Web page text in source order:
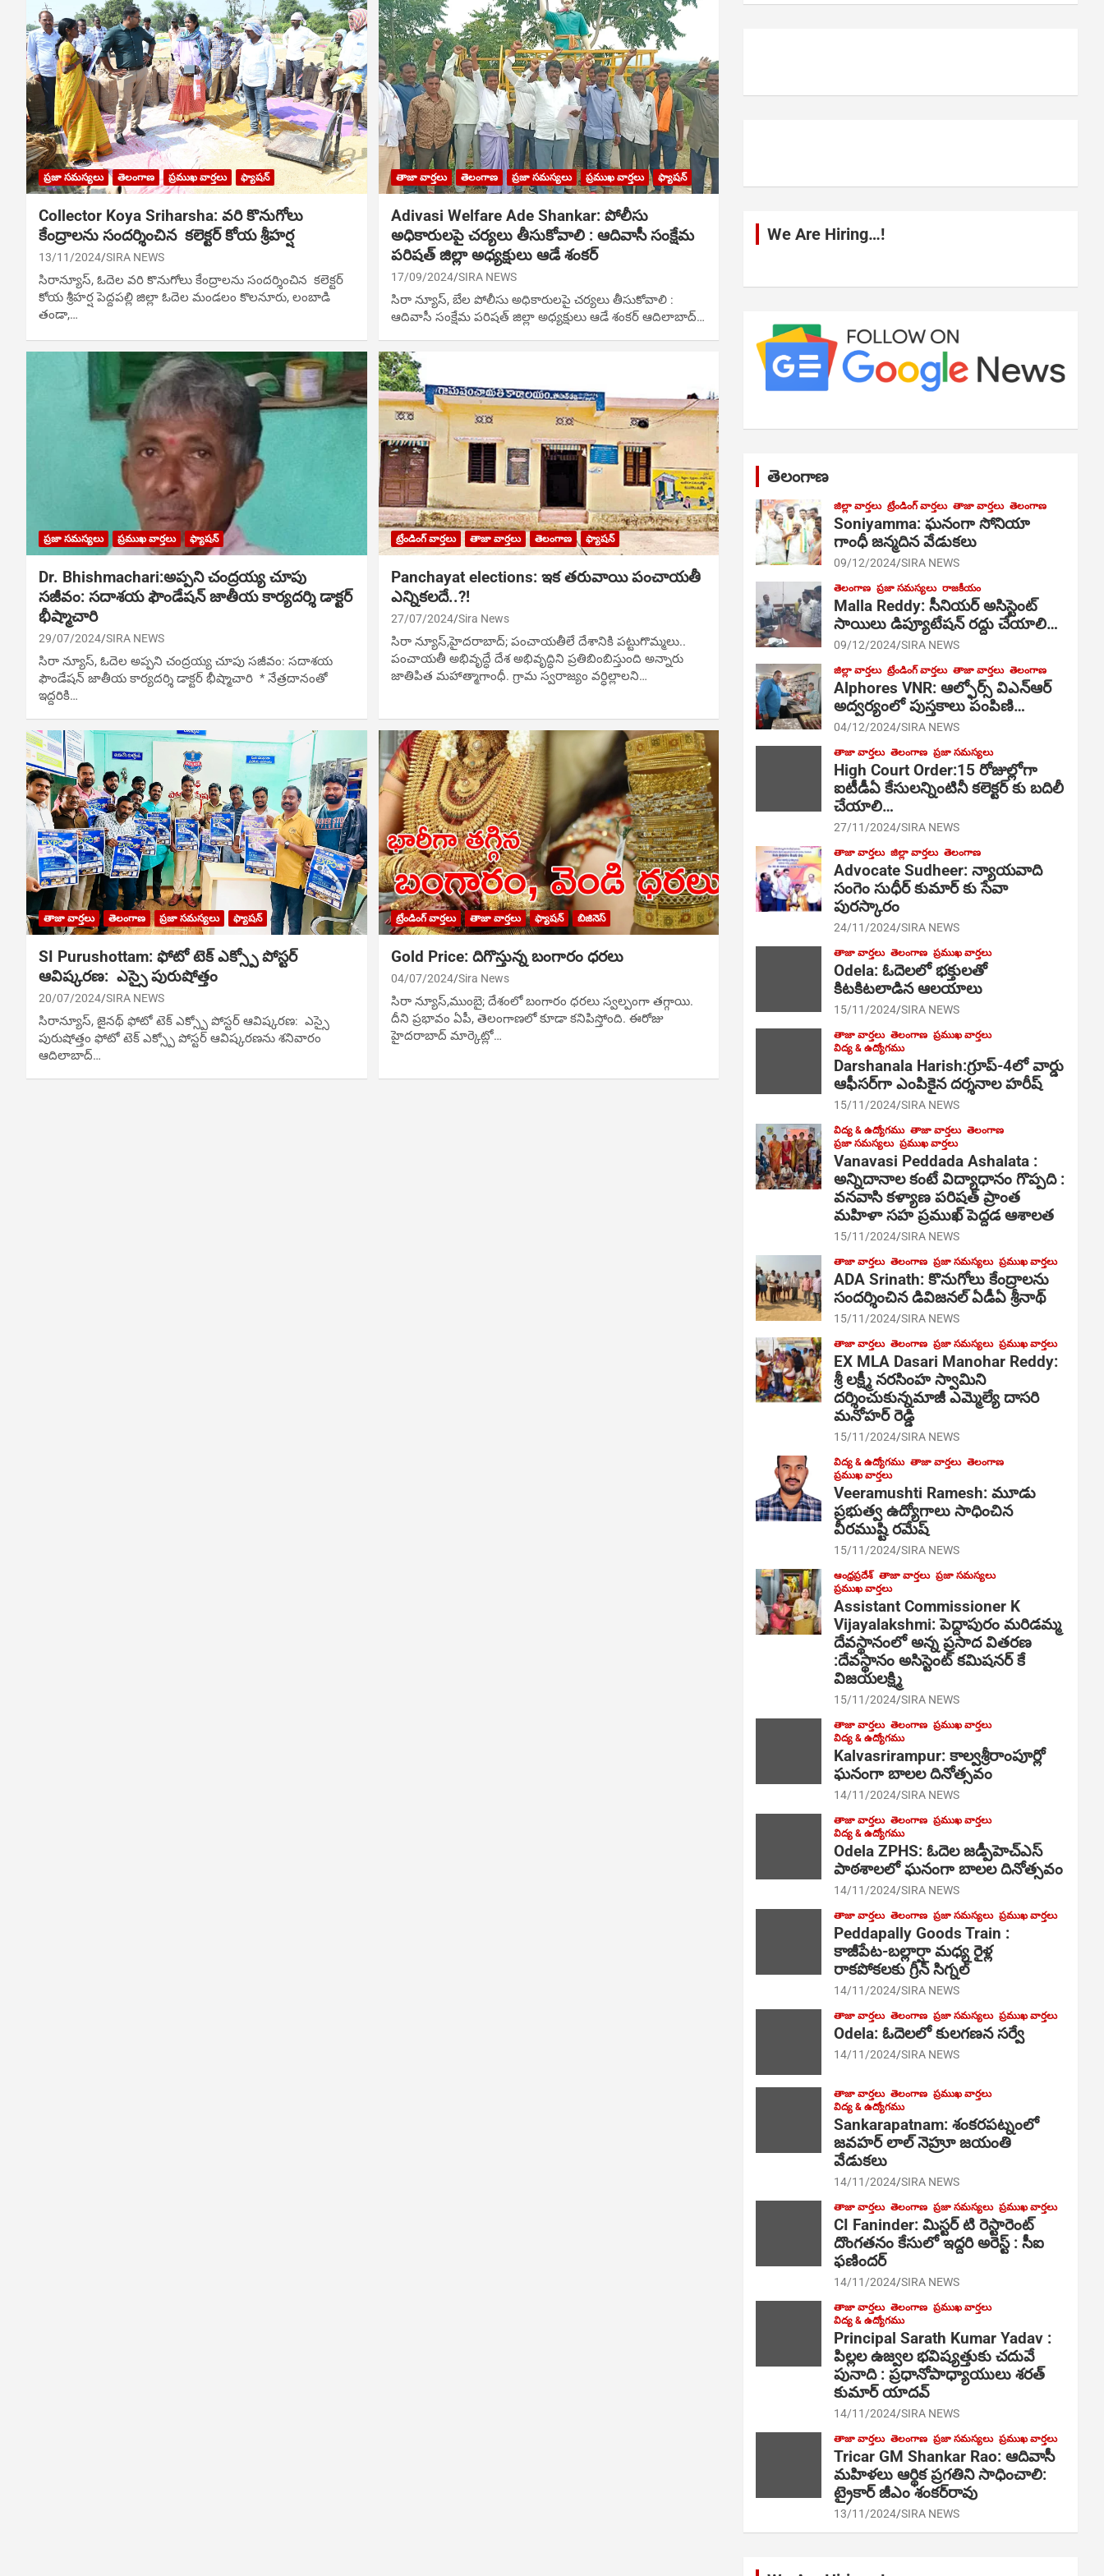
ప్రజా సమస్యలు తెలంగాణ ప్రముఖ వార్తలు ఫ్యాషన్
Collector Koya Sriharsha: వరి కొనుగోలు
కేంద్రాలను సందర్శించిన కలెక్టర్ కోయ శ్రీహర్ష
13/11/2024 SIRA NEWS
సిరాన్యూస్‌, ఓదెల వరి కొనుగోలు కేంద్రాలను సందర్శించిన కలెక్టర్
కోయ శ్రీహర్ష పెద్దపల్లి జిల్లా ఓదెల మండలం కొలనూరు, లంబాడి
తండా,…
తాజా వార్తలు తెలంగాణ ప్రజా సమస్యలు ప్రముఖ వార్తలు ఫ్యాషన్
Adivasi Welfare Ade Shankar: పోలీసు
అధికారుల‌పై చ‌ర్య‌లు తీసుకోవాలి : ఆదివాసీ సంక్షేమ
పరిషత్ జిల్లా అధ్యక్షులు ఆడే శంకర్
17/09/2024 SIRA NEWS
సిరా న్యూస్, బేల‌ పోలీసు అధికారుల‌పై చ‌ర్య‌లు తీసుకోవాలి :
ఆదివాసీ సంక్షేమ పరిషత్ జిల్లా అధ్యక్షులు ఆడే శంకర్ ఆదిలాబాద్…
ప్రజా సమస్యలు ప్రముఖ వార్తలు ఫ్యాషన్
Dr. Bhishmachari:అప్పని చంద్రయ్య చూపు
సజీవం: సదాశయ ఫౌండేషన్ జాతీయ కార్యదర్శి డాక్టర్
భీష్మాచారి
29/07/2024 SIRA NEWS
సిరా న్యూస్, ఓదెల అప్పని చంద్రయ్య చూపు సజీవం: సదాశయ
ఫౌండేషన్ జాతీయ కార్యదర్శి డాక్టర్ భీష్మాచారి * నేత్రదానంతో
ఇద్దరికి…
ట్రేండింగ్ వార్తలు తాజా వార్తలు తెలంగాణ ఫ్యాషన్
Panchayat elections: ఇక తరువాయి పంచాయతీ
ఎన్నికలదే..?!
27/07/2024 Sira News
సిరా న్యూస్,హైదరాబాద్; పంచాయతీలే దేశానికి పట్టుగొమ్మలు..
పంచాయతీ అభివృద్ధే దేశ అభివృద్ధిని ప్రతిబింబిస్తుంది అన్నారు
జాతిపిత మహాత్మాగాంధీ. గ్రామ స్వరాజ్యం వర్ధిల్లాలని…
తాజా వార్తలు తెలంగాణ ప్రజా సమస్యలు ఫ్యాషన్
SI Purushottam: ఫోటో టెక్ ఎక్స్పో పోస్టర్
ఆవిష్కరణ: ఎస్సై పురుషోత్తం
20/07/2024 SIRA NEWS
సిరాన్యూస్, జైన‌థ్‌ ఫోటో టెక్ ఎక్స్పో పోస్టర్ ఆవిష్కరణ: ఎస్సై
పురుషోత్తం ఫోటో టెక్ ఎక్స్పో పోస్టర్ ఆవిష్కరణను శ‌నివారం
ఆదిలాబాద్…
ట్రేండింగ్ వార్తలు తాజా వార్తలు ఫ్యాషన్ బిజినెస్
Gold Price: దిగొస్తున్న బంగారం ధరలు
04/07/2024 Sira News
సిరా న్యూస్,ముంబై; దేశంలో బంగారం ధరలు స్వల్పంగా తగ్గాయి.
దీని ప్రభావం ఏపీ, తెలంగాణలో కూడా కనిపిస్తోంది. ఈరోజు
హైదరాబాద్ మార్కెట్లో…
We Are Hiring…!
తెలంగాణ
జిల్లా వార్తలు ట్రేండింగ్ వార్తలు తాజా వార్తలు తెలంగాణ
Soniyamma: ఘ‌నంగా సోనియా
గాంధీ జ‌న్మ‌దిన వేడుక‌లు
09/12/2024 SIRA NEWS
తెలంగాణ ప్రజా సమస్యలు రాజకీయం
Malla Reddy: సీనియర్ అసిస్టెంట్
సాయిలు డిప్యూటేషన్ రద్దు చేయాలి…
09/12/2024 SIRA NEWS
జిల్లా వార్తలు ట్రేండింగ్ వార్తలు తాజా వార్తలు తెలంగాణ
Alphores VNR: ఆల్ఫోర్స్ విఎన్ఆర్
అద్వర్యంలో పుస్తకాలు పంపిణి…
04/12/2024 SIRA NEWS
తాజా వార్తలు తెలంగాణ ప్రజా సమస్యలు
High Court Order:15 రోజుల్లోగా
ఐటీడీఏ కేసులన్నింటినీ కలెక్టర్ కు బదిలీ
చేయాలి…
27/11/2024 SIRA NEWS
తాజా వార్తలు జిల్లా వార్తలు తెలంగాణ
Advocate Sudheer: న్యాయవాది
సంగెం సుధీర్ కుమార్ కు సేవా
పురస్కారం
24/11/2024 SIRA NEWS
తాజా వార్తలు తెలంగాణ ప్రముఖ వార్తలు
Odela: ఓదెల‌లో భక్తులతో
కిటకిటలాడిన ఆల‌యాలు
15/11/2024 SIRA NEWS
తాజా వార్తలు తెలంగాణ ప్రముఖ వార్తలు
విద్య & ఉద్యోగము
Darshanala Harish:గ్రూప్-4లో వార్డు
ఆఫీసర్‌గా ఎంపికైన దర్శనాల హరీష్
15/11/2024 SIRA NEWS
విద్య & ఉద్యోగము తాజా వార్తలు తెలంగాణ
ప్రజా సమస్యలు ప్రముఖ వార్తలు
Vanavasi Peddada Ashalata :
అన్నిదానాల కంటే విద్యాధానం గొప్పది :
వనవాసి కళ్యాణ పరిషత్ ప్రాంత
మహిళా సహ ప్రముఖ్ పెద్దడ ఆశాలత
15/11/2024 SIRA NEWS
తాజా వార్తలు తెలంగాణ ప్రజా సమస్యలు ప్రముఖ వార్తలు
ADA Srinath: కొనుగోలు కేంద్రాల‌ను
సంద‌ర్శించిన డివిజనల్ ఏడీఏ శ్రీనాథ్
15/11/2024 SIRA NEWS
తాజా వార్తలు తెలంగాణ ప్రజా సమస్యలు ప్రముఖ వార్తలు
EX MLA Dasari Manohar Reddy:
శ్రీ లక్ష్మీ నరసింహ స్వామిని
దర్శించుకున్నమాజీ ఎమ్మెల్యే దాసరి
మనోహర్ రెడ్డి
15/11/2024 SIRA NEWS
విద్య & ఉద్యోగము తాజా వార్తలు తెలంగాణ
ప్రముఖ వార్తలు
Veeramushti Ramesh: మూడు
ప్రభుత్వ ఉద్యోగాలు సాధించిన
వీరముష్టి రమేష్
15/11/2024 SIRA NEWS
ఆంధ్రప్రదేశ్ తాజా వార్తలు ప్రజా సమస్యలు
ప్రముఖ వార్తలు
Assistant Commissioner K
Vijayalakshmi: పెద్దాపురం మరిడమ్మ
దేవస్థానంలో అన్న ప్రసాద వితరణ
:దేవస్థానం అసిస్టెంట్ కమిషనర్ కే
విజయలక్ష్మి
15/11/2024 SIRA NEWS
తాజా వార్తలు తెలంగాణ ప్రముఖ వార్తలు
విద్య & ఉద్యోగము
Kalvasrirampur: కాల్వశ్రీరాంపూర్లో
ఘనంగా బాలల దినోత్సవం
14/11/2024 SIRA NEWS
తాజా వార్తలు తెలంగాణ ప్రముఖ వార్తలు
విద్య & ఉద్యోగము
Odela ZPHS: ఓదెల జ‌డ్పీహెచ్ఎస్
పాఠ‌శాల‌లో ఘనంగా బాలల దినోత్సవం
14/11/2024 SIRA NEWS
తాజా వార్తలు తెలంగాణ ప్రజా సమస్యలు ప్రముఖ వార్తలు
Peddapally Goods Train :
కాజీపేట-బల్లార్షా మధ్య రైళ్ల
రాకపోకలకు గ్రీన్ సిగ్నల్
14/11/2024 SIRA NEWS
తాజా వార్తలు తెలంగాణ ప్రజా సమస్యలు ప్రముఖ వార్తలు
Odela: ఓదెలలో కులగణన సర్వే
14/11/2024 SIRA NEWS
తాజా వార్తలు తెలంగాణ ప్రముఖ వార్తలు
విద్య & ఉద్యోగము
Sankarapatnam: శంకరపట్నంలో
జవహర్ లాల్ నెహ్రూ జయంతి
వేడుకలు
14/11/2024 SIRA NEWS
తాజా వార్తలు తెలంగాణ ప్రజా సమస్యలు ప్రముఖ వార్తలు
CI Faninder: మిస్టర్ టి రెస్టారెంట్
దొంగతనం కేసులో ఇద్దరి అరెస్ట్ : సీఐ
ఫణిందర్
14/11/2024 SIRA NEWS
తాజా వార్తలు తెలంగాణ ప్రముఖ వార్తలు
విద్య & ఉద్యోగము
Principal Sarath Kumar Yadav :
పిల్లల ఉజ్వల భవిష్యత్తుకు చదువే
పునాది : ప్రధానోపాధ్యాయులు శరత్
కుమార్ యాదవ్
14/11/2024 SIRA NEWS
తాజా వార్తలు తెలంగాణ ప్రజా సమస్యలు ప్రముఖ వార్తలు
Tricar GM Shankar Rao: ఆదివాసీ
మహిళలు ఆర్థిక ప్రగతిని సాధించాలి:
ట్రైకార్ జీఎం శంకర్‌రావు
13/11/2024 SIRA NEWS